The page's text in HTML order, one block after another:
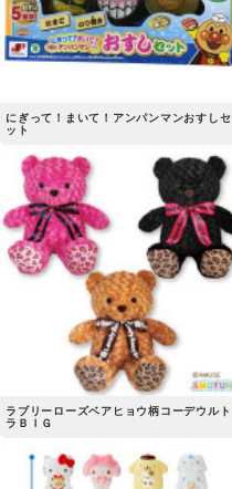
にぎって！まいて！アンパンマンおすしセ
ット
ラブリーローズベアヒョウ柄コーデウルト
ラＢＩＧ